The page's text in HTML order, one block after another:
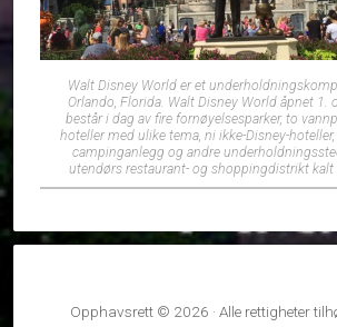
Walt Disney World er et
Orlando, Florida. Walt Disney World åpnet 1.
består i dag av fire fornøyelsesparker, to
hoteller med ulike tema, ni ikke-Disney-
campinganlegg og andre
utendørs restaurant- og shoppingdistrikt kalt
Opphavsrett © 2026 · Alle rettigheter